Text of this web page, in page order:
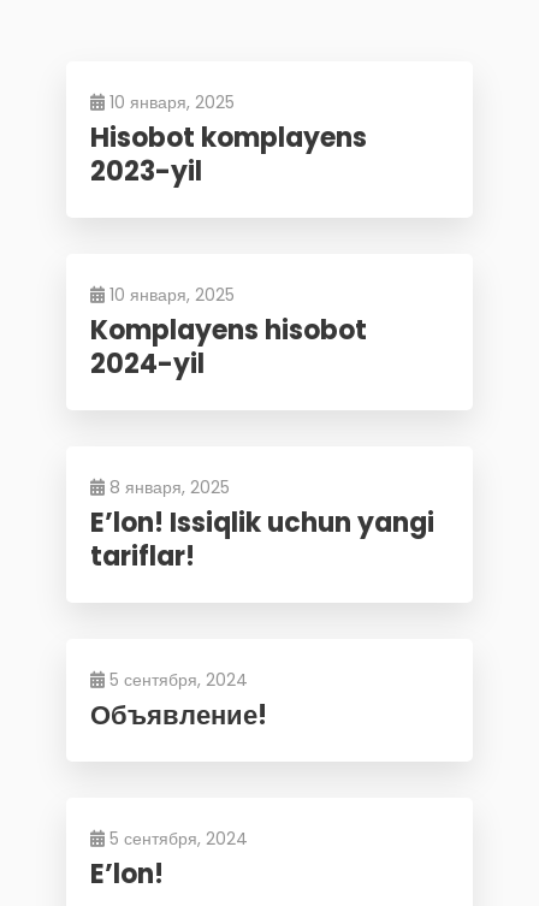
10 января, 2025
Hisobot komplayens
2023-yil
10 января, 2025
Komplayens hisobot
2024-yil
8 января, 2025
E’lon! Issiqlik uchun yangi
tariflar!
5 сентября, 2024
Объявление!
5 сентября, 2024
E’lon!